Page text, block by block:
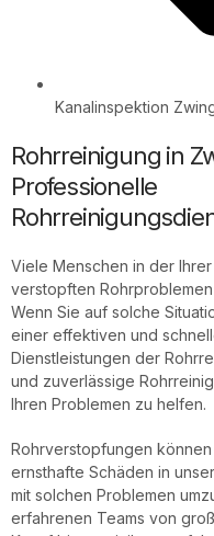
Kanalinspektion
Rohrreinigung in
Professionelle
Viele Menschen in der
verstopften
Wenn Sie auf solche
einer effektiven und
Dienstleistungen der
und zuverlässige
Ihren Problemen zu helfen.
Rohrverstopfungen
ernsthafte Schäden in
mit solchen Problemen
erfahrenen Teams von